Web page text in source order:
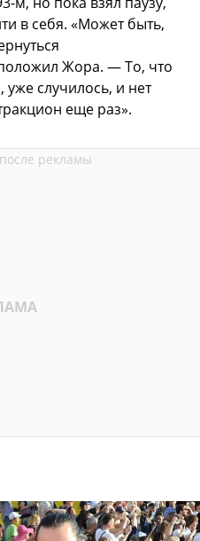
в себя. «Может быть,
Жора. — То, что
случилось, и нет
еще раз».